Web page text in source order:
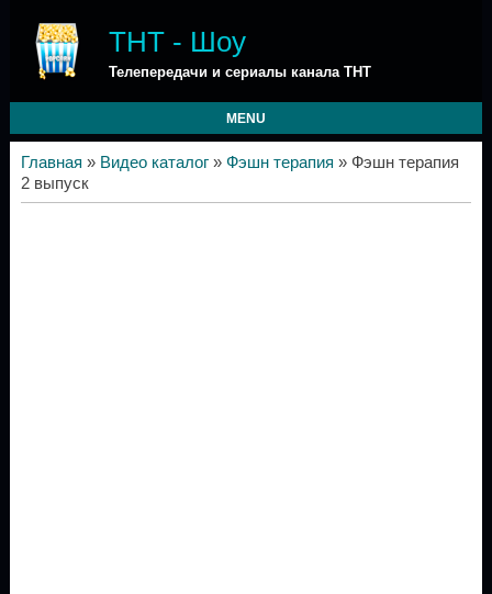
ТНТ - Шоу
Телепередачи и сериалы канала ТНТ
MENU
Главная » Видео каталог» Фэшн терапия » Фэшн терапия
2 выпуск